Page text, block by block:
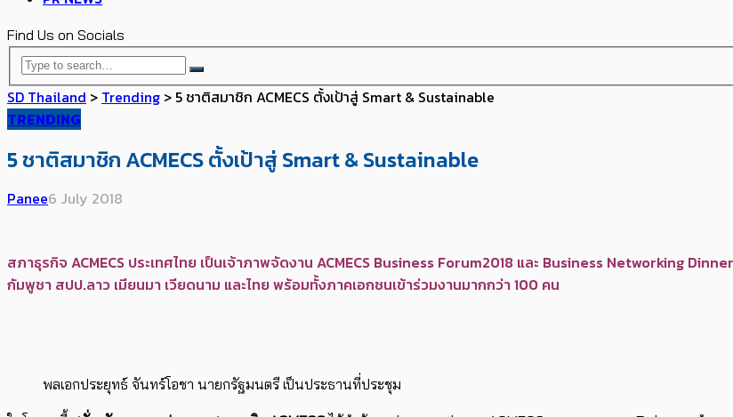
Find Us on Socials
SD Thailand > Trending > 5 ชาติสมาชิก ACMECS ตั้งเป้าสู่ Smart & Sustainable
TRENDING
5 ชาติสมาชิก ACMECS ตั้งเป้าสู่ Smart & Sustainable
Panee6 July 2018
สภาธุรกิจ ACMECS ประเทศไทย เป็นเจ้าภาพจัดงาน ACMECS Business Forum2018 และ Business Networking
กัมพูชา สปป.ลาว เมียนมา เวียดนาม และไทย พร้อมทั้งภาคเอกชนเข้าร่วมงานมากกว่า 100 คน
พลเอกประยุทธ์ จันทร์โอชา นายกรัฐมนตรี เป็นประธานที่ประชุม